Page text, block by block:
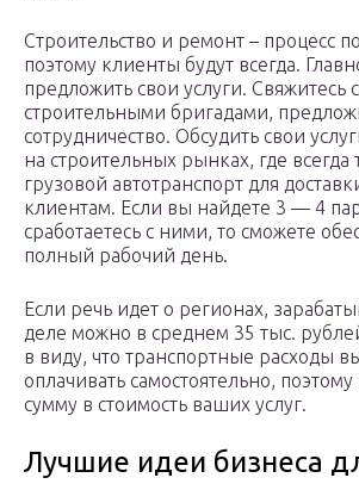
Строительство и ремонт – процесс
поэтому клиенты будут всегда.
предложить свои услуги. Свяжитесь
строительными бригадами,
сотрудничество. Обсудить свои
на строительных рынках, где всегда
грузовой автотранспорт для
клиентам. Если вы найдете 3 — 4
сработаетесь с ними, то сможете
полный рабочий день.
Если речь идет о регионах,
деле можно в среднем 35 тыс.
в виду, что транспортные расходы
оплачивать самостоятельно,
сумму в стоимость ваших услуг.
Лучшие идеи бизнеса